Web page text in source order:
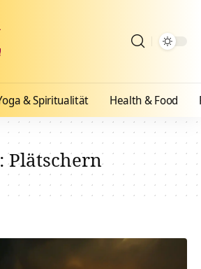
& Spiritualität Health & Food
Plätschern